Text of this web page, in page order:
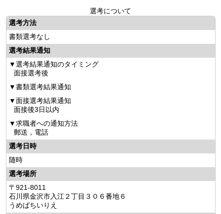
選考について
選考方法
書類選考なし
選考結果通知
選考結果通知のタイミング
面接選考後
書類選考結果通知
面接選考結果通知
面接後3日以内
求職者への通知方法
郵送，電話
選考日時
随時
選考場所
〒921-8011
石川県金沢市入江２丁目３０６番地６
うめばちいりえ